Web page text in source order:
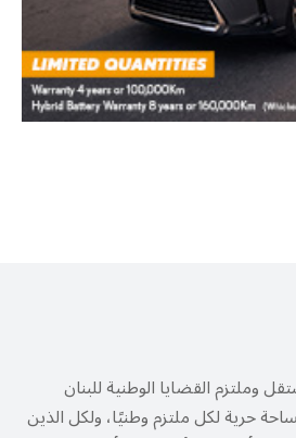
وملتزم القضايا الوطنية للبنان
حرية لكل ملتزم وطنيًا، ولكل الذين